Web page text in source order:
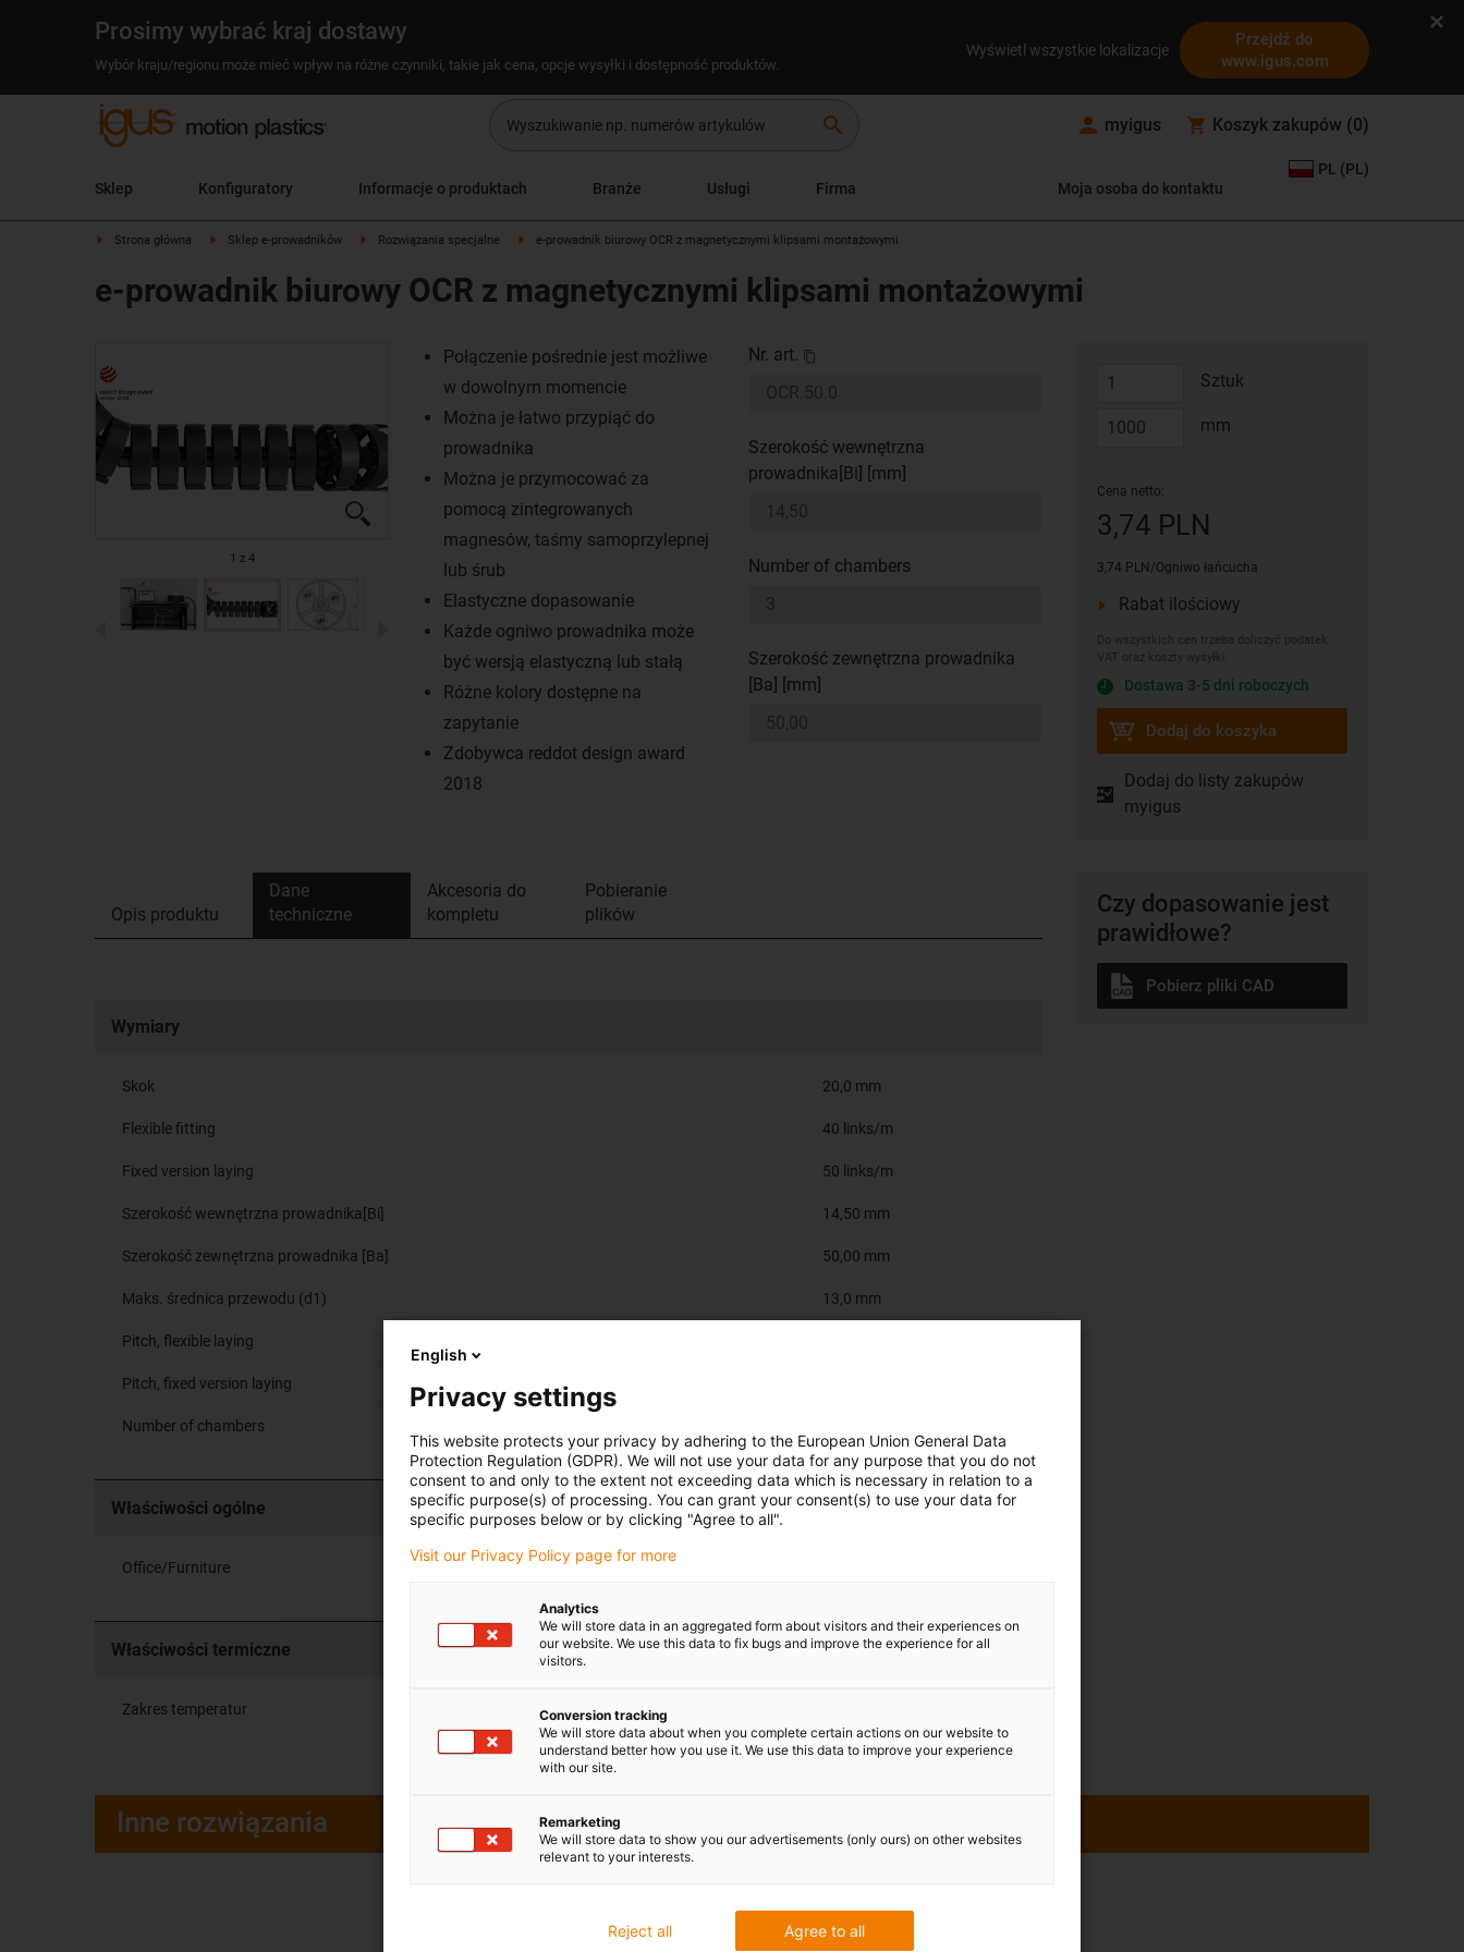
Prosimy wybrać kraj dostawy
Wybór kraju/regionu może mieć wpływ na różne czynniki, takie jak cena, opcje wysyłki i dostępność produktów.
Wyświetl wszystkie lokalizacje
Przejdź do
www.igus.com
search myigus Koszyk zakupów (0)
Sklep Konfiguratory Informacje o produktach Branże Usługi Firma Moja osoba do kontaktu
PL (PL)
Strona główna Sklep e-prowadników Rozwiązania specjalne e-prowadnik biurowy OCR z magnetycznymi klipsami montażowymi
e-prowadnik biurowy OCR z magnetycznymi klipsami montażowymi
1 z4
Połączenie pośrednie jest możliwe
w dowolnym momencie
Można je łatwo przypiąć do
prowadnika
Można je przymocować za
pomocą zintegrowanych
magnesów, taśmy samoprzylepnej
lub śrub
Elastyczne dopasowanie
Każde ogniwo prowadnika może
być wersją elastyczną lub stałą
Różne kolory dostępne na
zapytanie
Zdobywca reddot design award
2018
Nr. art.
Szerokość wewnętrzna
prowadnika[Bi] [mm]
Number of chambers
Szerokość zewnętrzna prowadnika
[Ba] [mm]
Sztuk
mm
Cena netto:
3,74 PLN
3,74 PLN/Ogniwo łańcucha
Rabat ilościowy
Do wszystkich cen trzeba doliczyć podatek
VAT oraz koszty wysyłki.
Dostawa 3-5 dni roboczych
Dodaj do koszyka
Dodaj do listy zakupów
myigus
Czy dopasowanie jest
prawidłowe?
Pobierz pliki CAD
Opis produktu
Dane
techniczne
Akcesoria do
kompletu
Pobieranie
plików
Wymiary
Skok 20,0 mm
Flexible fitting 40 links/m
Fixed version laying 50 links/m
Szerokość wewnętrzna prowadnika[Bi] 14,50 mm
Szerokość zewnętrzna prowadnika [Ba] 50,00 mm
Maks. średnica przewodu (d1) 13,0 mm
Pitch, flexible laying
Pitch, fixed version laying
Number of chambers
Właściwości ogólne
Office/Furniture
Właściwości termiczne
Zakres temperatur -40°C to +80°C
Inne rozwiązania
English
Privacy settings
This website protects your privacy by adhering to the European Union General Data
Protection Regulation (GDPR). We will not use your data for any purpose that you do not
consent to and only to the extent not exceeding data which is necessary in relation to a
specific purpose(s) of processing. You can grant your consent(s) to use your data for
specific purposes below or by clicking "Agree to all".
Visit our Privacy Policy page for more
Analytics
We will store data in an aggregated form about visitors and their experiences on
our website. We use this data to fix bugs and improve the experience for all
visitors.
Conversion tracking
We will store data about when you complete certain actions on our website to
understand better how you use it. We use this data to improve your experience
with our site.
Remarketing
We will store data to show you our advertisements (only ours) on other websites
relevant to your interests.
Agree to all
Reject all